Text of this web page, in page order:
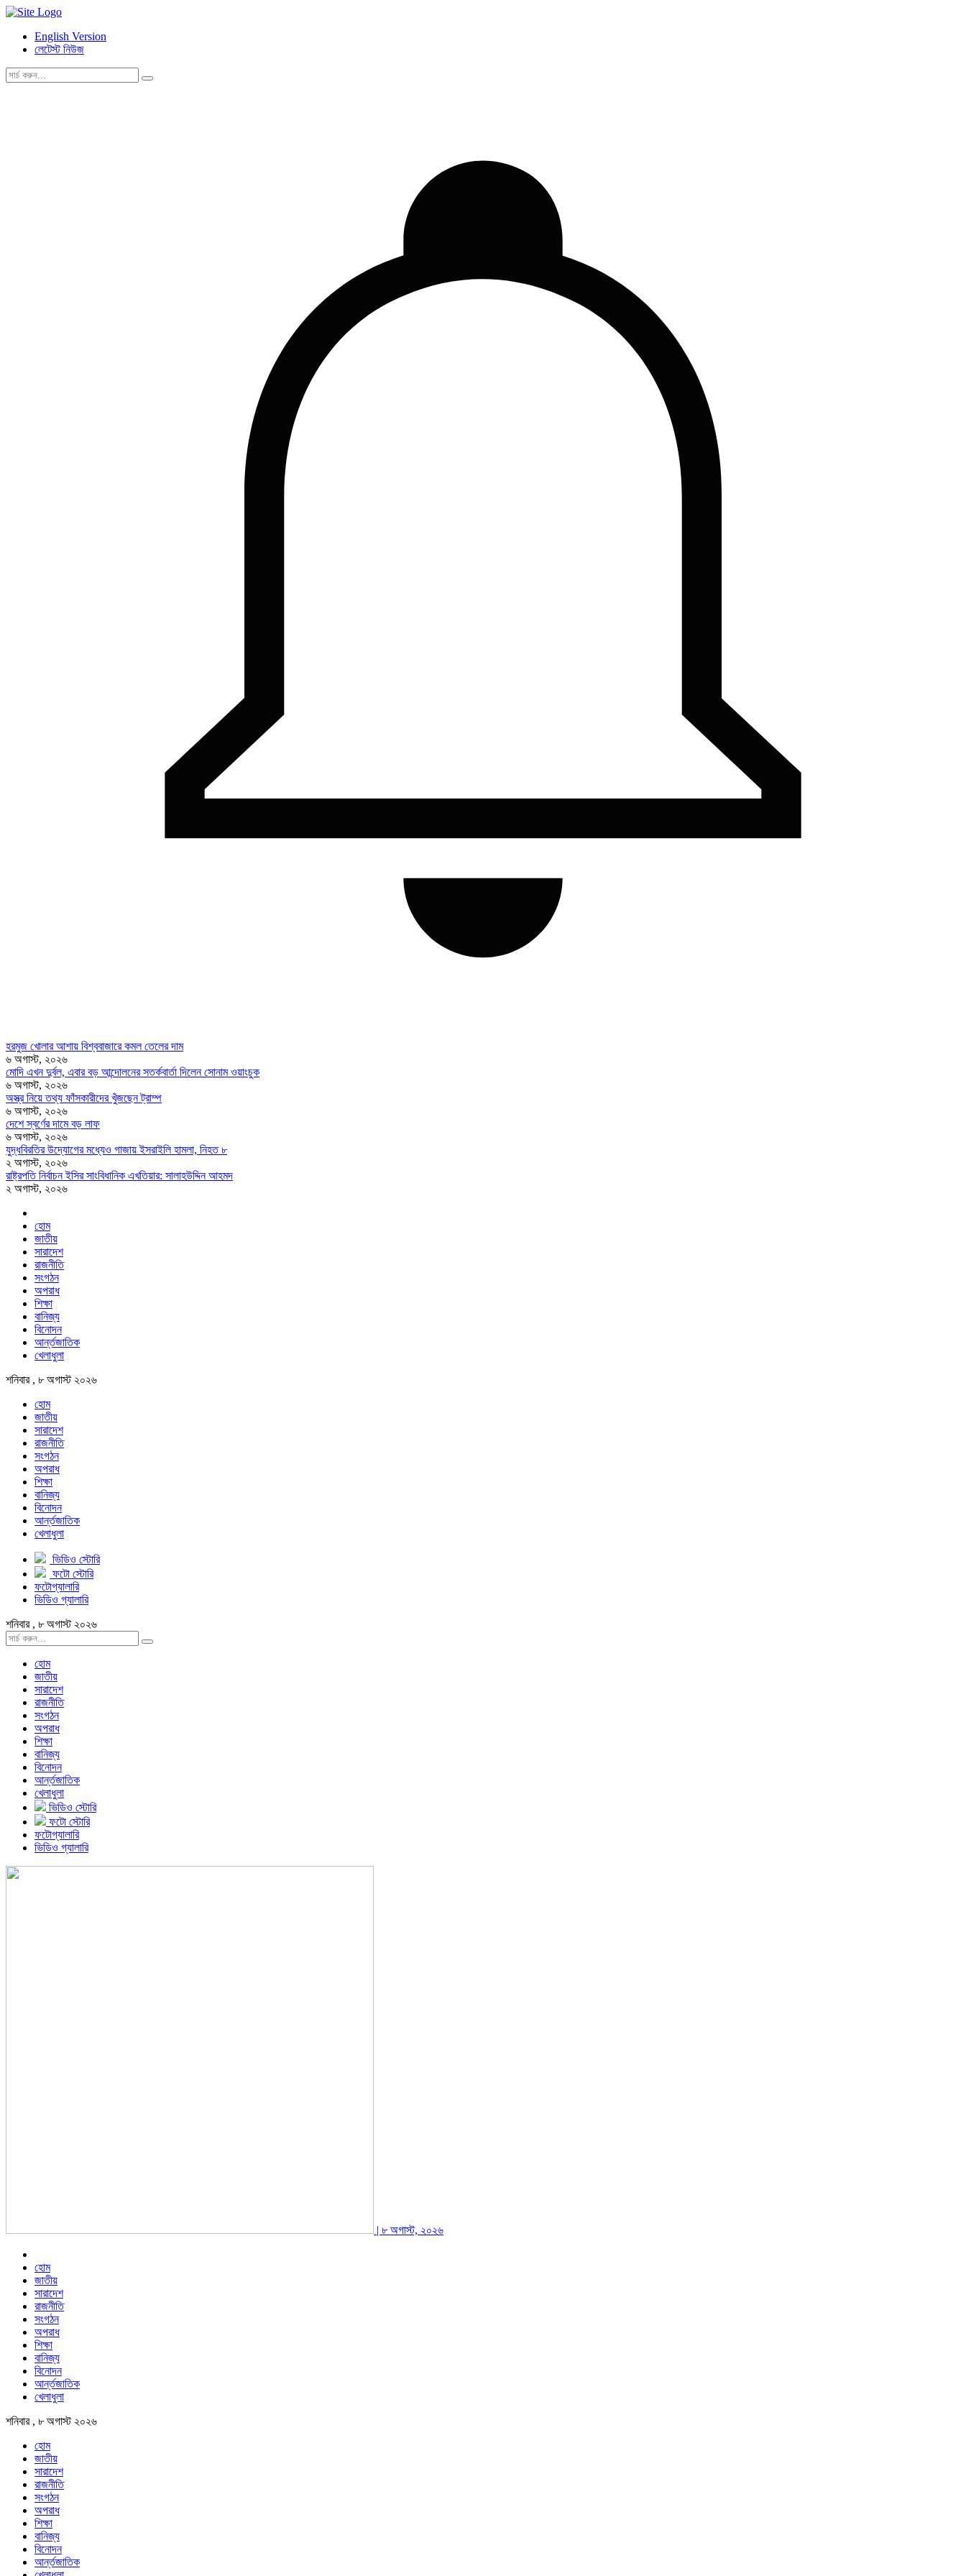
English Version
লেটেস্ট নিউজ
হরমুজ খোলার আশায় বিশ্ববাজারে কমল তেলের দাম
৬ অগাস্ট, ২০২৬
মোদি এখন দুর্বল, এবার বড় আন্দোলনের সতর্কবার্তা দিলেন সোনাম ওয়াংচুক
৬ অগাস্ট, ২০২৬
অস্ত্র নিয়ে তথ্য ফাঁসকারীদের খুঁজছেন ট্রাম্প
৬ অগাস্ট, ২০২৬
দেশে স্বর্ণের দামে বড় লাফ
৬ অগাস্ট, ২০২৬
যুদ্ধবিরতির উদ্যোগের মধ্যেও গাজায় ইসরাইলি হামলা, নিহত ৮
২ অগাস্ট, ২০২৬
রাষ্ট্রপতি নির্বাচন ইসির সাংবিধানিক এখতিয়ার: সালাহউদ্দিন আহমদ
২ অগাস্ট, ২০২৬
হোম
জাতীয়
সারাদেশ
রাজনীতি
সংগঠন
অপরাধ
শিক্ষা
বানিজ্য
বিনোদন
আর্ন্তজাতিক
খেলাধুলা
শনিবার , ৮ অগাস্ট ২০২৬
হোম
জাতীয়
সারাদেশ
রাজনীতি
সংগঠন
অপরাধ
শিক্ষা
বানিজ্য
বিনোদন
আর্ন্তজাতিক
খেলাধুলা
ভিডিও স্টোরি
ফটো স্টোরি
ফটোগ্যালারি
ভিডিও গ্যালারি
শনিবার , ৮ অগাস্ট ২০২৬
হোম
জাতীয়
সারাদেশ
রাজনীতি
সংগঠন
অপরাধ
শিক্ষা
বানিজ্য
বিনোদন
আর্ন্তজাতিক
খেলাধুলা
ভিডিও স্টোরি
ফটো স্টোরি
ফটোগ্যালারি
ভিডিও গ্যালারি
| ৮ অগাস্ট, ২০২৬
হোম
জাতীয়
সারাদেশ
রাজনীতি
সংগঠন
অপরাধ
শিক্ষা
বানিজ্য
বিনোদন
আর্ন্তজাতিক
খেলাধুলা
শনিবার , ৮ অগাস্ট ২০২৬
হোম
জাতীয়
সারাদেশ
রাজনীতি
সংগঠন
অপরাধ
শিক্ষা
বানিজ্য
বিনোদন
আর্ন্তজাতিক